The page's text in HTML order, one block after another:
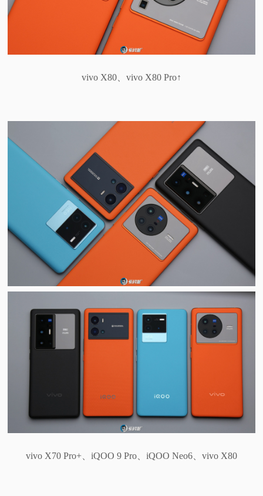
vivo X80、vivo X80 Pro↑
vivo X70 Pro+、iQOO 9 Pro、iQOO Neo6、vivo X80